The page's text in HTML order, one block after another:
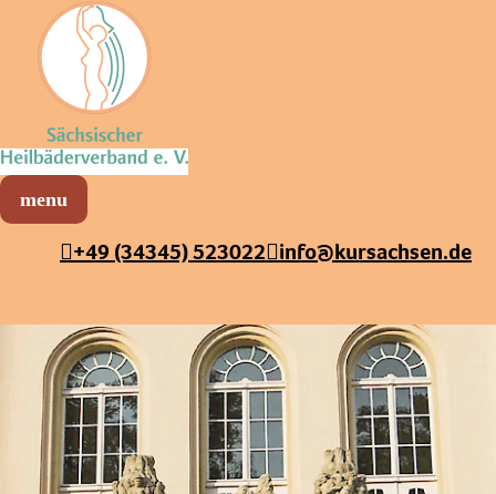
Sächsischer Heilbäderverband
+49 (34345) 523022 info@kursachsen.de